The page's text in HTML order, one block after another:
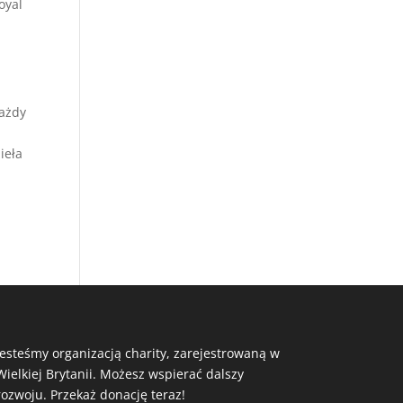
organizacją charity, zarejestrowaną w
Brytanii. Możesz wspierać dalszy
Przekaż donację teraz!